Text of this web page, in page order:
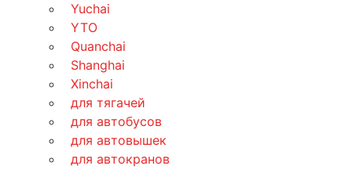
Yuchai
YTO
Quanchai
Shanghai
Xinchai
для тягачей
для автобусов
для автовышек
для автокранов